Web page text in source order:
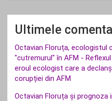
Ultimele
Octavian Floruța, ecologistul
"cutremurul" în AFM -
eroul ecologist care a
corupției din AFM
Octavian Floruța și prognoza